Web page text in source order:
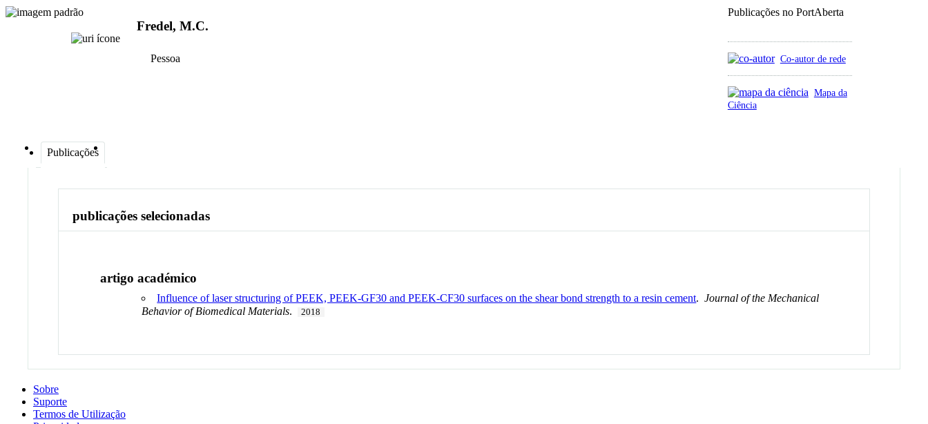
Publicações no PortAberta
Co-autor de rede
Mapa da
Ciência
Fredel, M.C.
Pessoa
Publicações
publicações selecionadas
artigo académico
Influence of laser structuring of PEEK, PEEK-GF30 and PEEK-CF30 surfaces on the shear bond strength to a resin cement.Journal of the Mechanical
Behavior of Biomedical Materials. 2018
Sobre
Suporte
Termos de Utilização